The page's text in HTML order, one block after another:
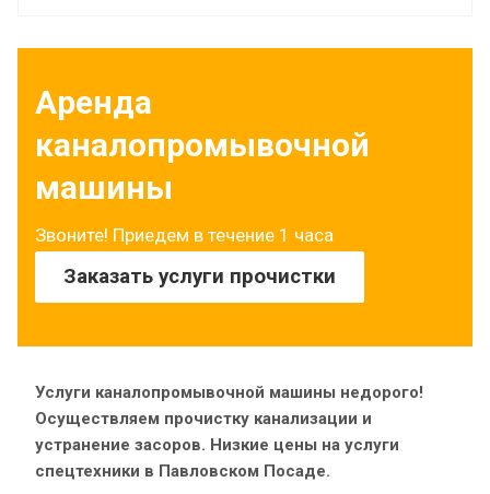
Аренда
каналопромывочной
машины
Звоните! Приедем в течение 1 часа
Заказать услуги прочистки
Услуги каналопромывочной машины недорого!
Осуществляем прочистку канализации и
устранение засоров. Низкие цены на услуги
спецтехники в Павловском Посаде.